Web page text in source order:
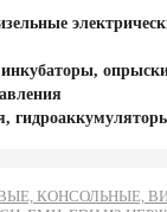
КОНСОЛЬНЫЕ,